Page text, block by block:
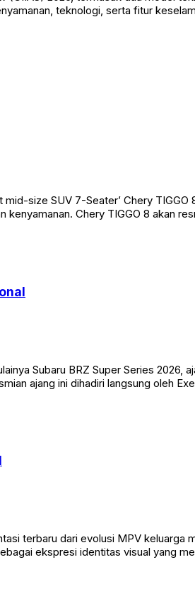
teknologi, serta fitur
size SUV 7-Seater’ Chery
Chery TIGGO 8 akan
Subaru BRZ Super Series 2026,
ajang ini dihadiri langsung oleh
terbaru dari evolusi MPV keluarga
ekspresi identitas visual yang